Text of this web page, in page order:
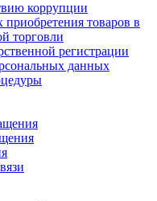
коррупции
товаров в
торговли
регистрации
данных